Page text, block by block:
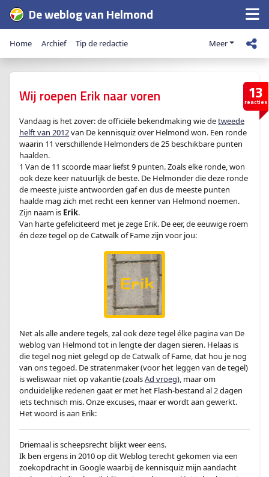
De weblog van Helmond
Home Archief Tip de redactie Meer
13
reacties
Wij roepen Erik naar voren
Vandaag is het zover: de officiële bekendmaking wie detweede
helft van 2012van De kennisquiz over Helmond won. Een ronde
waarin 11 verschillende Helmonders de 25 beschikbare punten
haalden.
1 Van de 11 scoorde maar liefst 9 punten. Zoals elke ronde, won
ook deze keer natuurlijk de beste. De Helmonder die deze ronde
de meeste juiste antwoorden gaf en dus de meeste punten
haalde mag zich met recht een kenner van Helmond noemen.
Zijn naam is Erik.
Van harte gefeliciteerd met je zege Erik. De eer, de eeuwige roem
én deze tegel op de Catwalk of Fame zijn voor jou:
Net als alle andere tegels, zal ook deze tegel élke pagina van De
weblog van Helmond tot in lengte der dagen sieren. Helaas is
die tegel nog niet gelegd op de Catwalk of Fame, dat hou je nog
van ons tegoed. De stratenmaker (voor het leggen van de tegel)
is weliswaar niet op vakantie (zoalsAd vroeg), maar om
onduidelijke redenen gaat er met het Flash-bestand al 2 dagen
iets technisch mis. Onze excuses, maar er wordt aan gewerkt.
Het woord is aan Erik:
Driemaal is scheepsrecht blijkt weer eens.
Ik ben ergens in 2010 op dit Weblog terecht gekomen via een
zoekopdracht in Google waarbij de kennisquiz mijn aandacht